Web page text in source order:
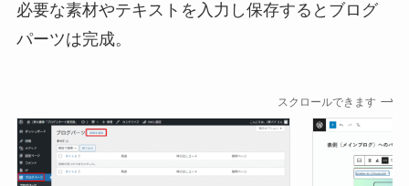
必要な素材やテキストを入力し保存するとブログ
パーツは完成。
スクロールできます